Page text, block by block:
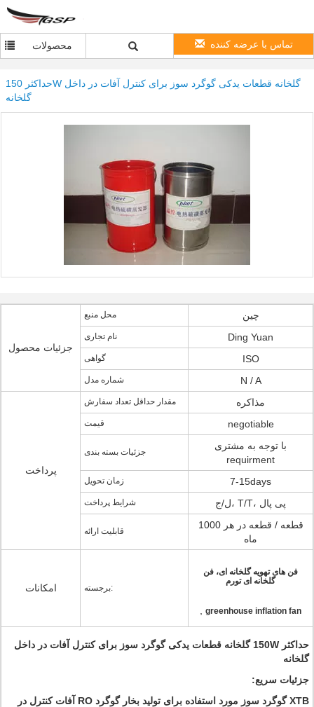
محصولات تماس با عرضه کننده
حداکثر 150W گلخانه قطعات یدکی گوگرد سوز برای کنترل آفات در داخل
گلخانه
جزئیات محصول
محل منبع چین
نام تجاری Ding Yuan
گواهی ISO
شماره مدل N / A
پرداخت
مقدار حداقل تعداد سفارش مذاکره
قیمت negotiable
جزئیات بسته بندی
با توجه به مشتری
requirment
زمان تحویل 7-15days
شرایط پرداخت ل/ج، T/T، پی پال
قابلیت ارائه
1000 قطعه / قطعه در هر
ماه
امکانات برجسته:
فن های تهویه گلخانه ای، فن
گلخانه ای تورم
greenhouse inflation fan
حداکثر 150W گلخانه قطعات یدکی گوگرد سوز برای کنترل آفات در داخل
گلخانه
جزئیات سریع:
XTB گوگرد سوز مورد استفاده برای تولید بخار گوگرد RO آفات کنترل در